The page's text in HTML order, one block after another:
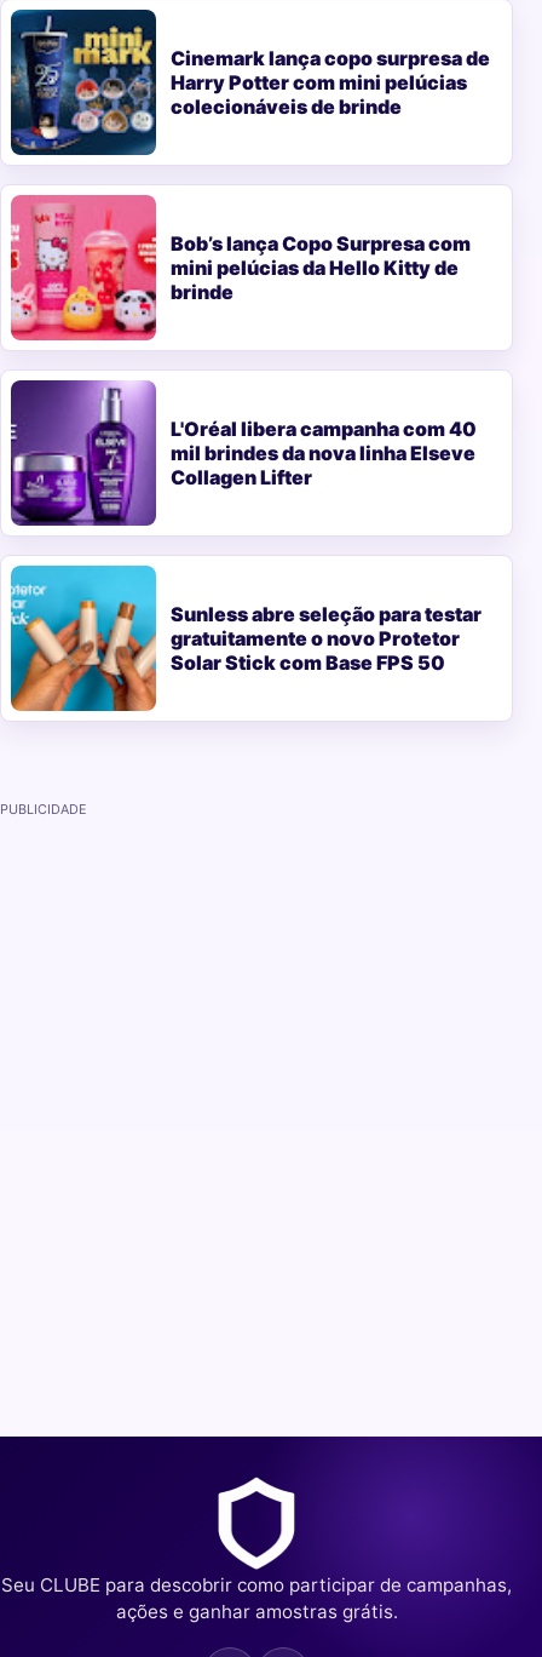
Cinemark lança copo surpresa de
Harry Potter com mini pelúcias
colecionáveis de brinde
Bob’s lança Copo Surpresa com
mini pelúcias da Hello Kitty de
brinde
L'Oréal libera campanha com 40
mil brindes da nova linha Elseve
Collagen Lifter
Sunless abre seleção para testar
gratuitamente o novo Protetor
Solar Stick com Base FPS 50
PUBLICIDADE
Seu CLUBE para descobrir como participar de campanhas,
ações e ganhar amostras grátis.